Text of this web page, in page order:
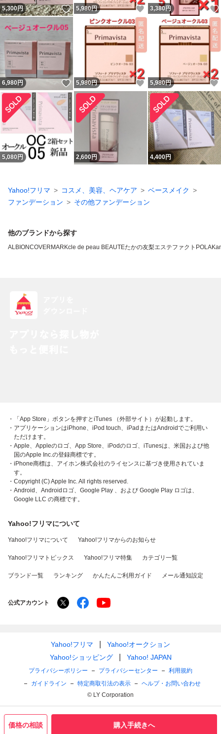
価格の相談 購入手続きへ
5,300円 いいね！
5,980円 いいね！
3,380 円
6,980円 いいね！
5,980円 いいね！
5,980円
5,080 円 2,600円 4,400円
Yahoo!フリマ コスメ、美容、ヘアケア
ベースメイク
ファンデーション
その他ファンデーション
他のブランドから探す
ALBIONCOVERMARKcle de peau BEAUTEたかの友梨エステファクト POLA
・「App Store」ボタンを押すとiTunes （外部サイト）が起動します。
・アプリケーションはiPhone、iPod touch、iPadまたはAndroidでご利用い
ただけます。
・Apple、Appleのロゴ、App Store、iPodのロゴ、iTunesは、米国および他
国のApple Inc.の登録商標です。
・iPhone商標は、アイホン株式会社のライセンスに基づき使用されていま
す。
・Copyright (C) Apple Inc. All rights reserved.
・Android、Androidロゴ、Google Play 、および Google Play ロゴは、
Google LLC の商標です。
Yahoo!フリマについて
Yahoo!フリマについて Yahoo!フリマからのお知らせ
Yahoo!フリマトピックス Yahoo!フリマ特集 カテゴリ一覧
ブランド一覧 ランキング かんたんご利用ガイド メール通知設定
公式アカウント
Yahoo!フリマ
Yahoo!オークション
Yahoo!ショッピング
Yahoo! JAPAN
プライバシーポリシー プライバシーセンター
利用規約
ガイドライン
特定商取引法の表示
ヘルプ・お問い合わせ
© LY Corporation